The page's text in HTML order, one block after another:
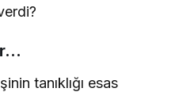
tanıklığı esas